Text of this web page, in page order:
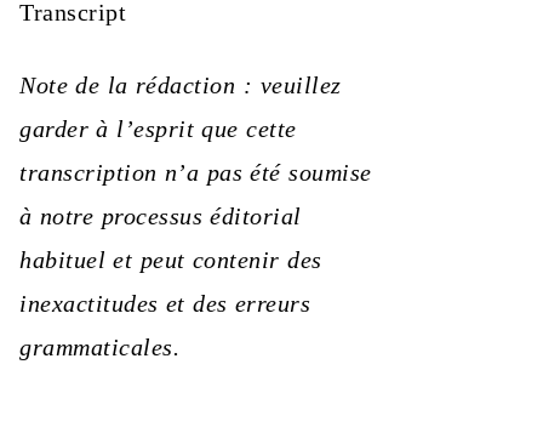
Transcript
Note de la rédaction : veuillez
garder à l’esprit que cette
transcription n’a pas été soumise
à notre processus éditorial
habituel et peut contenir des
inexactitudes et des erreurs
grammaticales.